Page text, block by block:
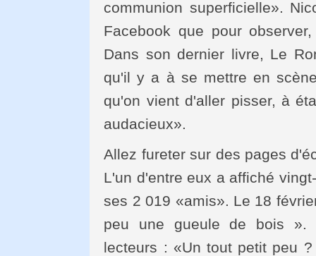
communion superficielle».
Facebook que pour
Dans son dernier livre, Le
qu'il y a à se mettre en
qu'on vient d'aller pisser, à
audacieux».
Allez fureter sur des pages
L'un d'entre eux a affiché
ses 2 019 «amis». Le 18
peu une gueule de bois ».
lecteurs : «Un tout petit peu